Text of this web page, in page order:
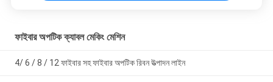
ফাইবার অপটিক ক্যাবল মেকিং মেশিন
4/ 6 / 8 / 12 ফাইবার সহ ফাইবার অপটিক রিবন উত্পাদন লাইন